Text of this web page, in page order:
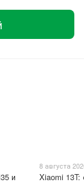
и
8 августа
Xiaomi